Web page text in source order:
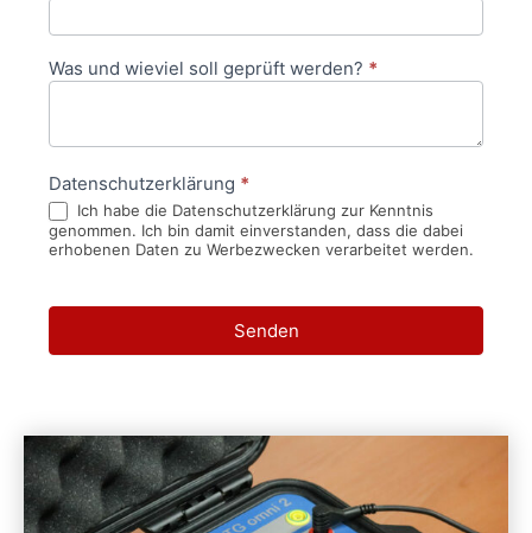
Was und wieviel soll geprüft werden? *
Datenschutzerklärung *
Ich habe die Datenschutzerklärung zur Kenntnis
genommen. Ich bin damit einverstanden, dass die dabei
erhobenen Daten zu Werbezwecken verarbeitet werden.
Senden